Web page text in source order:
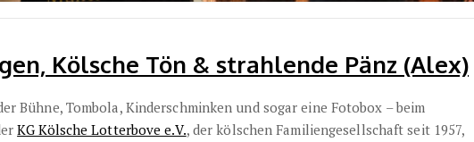
Kölsche Tön & strahlende Pänz (Alex)
Bühne, Tombola, Kinderschminken und sogar eine Fotobox – beim
KG Kölsche Lotterbove e.V., der kölschen Familiengesellschaft seit 1957,